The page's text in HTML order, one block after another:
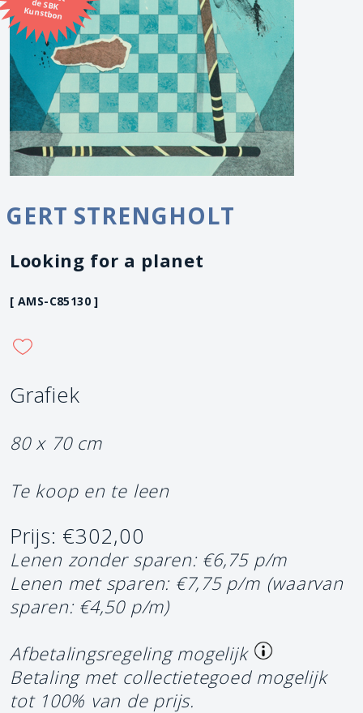
Kunstbon
GERT STRENGHOLT
Looking for a planet
[ AMS-C85130 ]
Grafiek
80 x 70 cm
Te koop en te leen
Prijs: €302,00
Lenen zonder sparen: €6,75 p/m
Lenen met sparen: €7,75 p/m (waarvan
sparen: €4,50 p/m)
Afbetalingsregeling mogelijk
Betaling met collectietegoed mogelijk
tot 100% van de prijs.